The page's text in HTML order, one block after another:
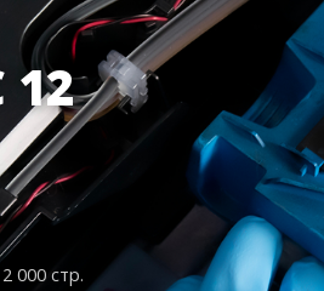
000 стр.